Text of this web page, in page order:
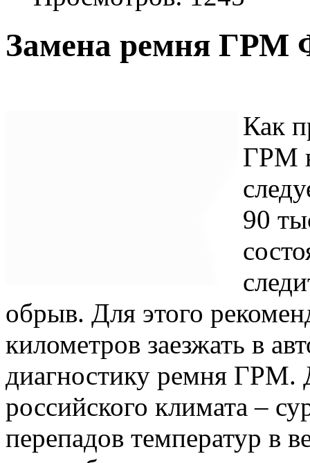
Замена ремня ГРМ
Как
ГРМ
90
обрыв. Для этого
километров заезжать в
диагностику ремня ГРМ.
российского климата –
перепадов температур в